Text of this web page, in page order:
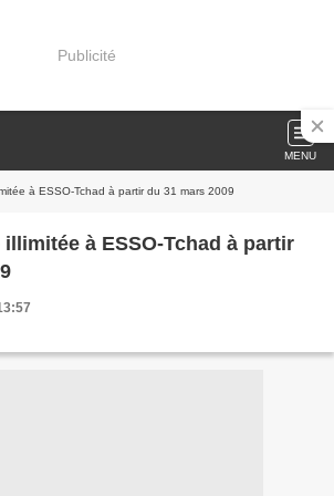
Publicité
MENU
à ESSO-Tchad à partir du 31 mars 2009
à ESSO-Tchad à partir